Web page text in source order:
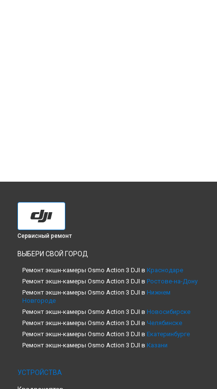
Сервисный ремонт
ВЫБЕРИ СВОЙ ГОРОД
Ремонт экшн-камеры Osmo Action 3 DJI в Краснодаре
Ремонт экшн-камеры Osmo Action 3 DJI в Ростове-на-Дону
Ремонт экшн-камеры Osmo Action 3 DJI в Нижнем
Новгороде
Ремонт экшн-камеры Osmo Action 3 DJI в Новосибирске
Ремонт экшн-камеры Osmo Action 3 DJI в Челябинске
Ремонт экшн-камеры Osmo Action 3 DJI в Екатеринбурге
Ремонт экшн-камеры Osmo Action 3 DJI в Казани
Ремонт экшн-камеры Osmo Action 3 DJI в
УСТРОЙСТВА